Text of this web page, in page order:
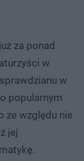
za ponad
w
w
popularnym
ze względu nie
jej